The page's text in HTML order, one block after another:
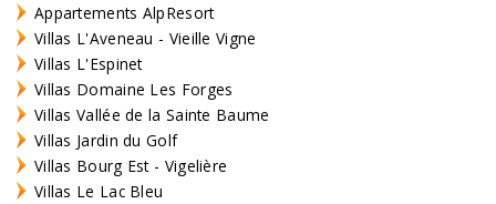
Appartements AlpResort
Villas L'Aveneau - Vieille Vigne
Villas L'Espinet
Villas Domaine Les Forges
Villas Vallée de la Sainte Baume
Villas Jardin du Golf
Villas Bourg Est - Vigelière
Villas Le Lac Bleu